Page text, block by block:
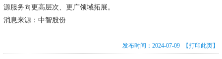
源服务向更高层次、更广领域拓展。
消息来源：中智股份
发布时间：2024-07-09 【打印此页】